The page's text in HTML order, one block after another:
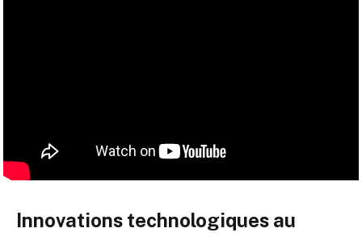
Innovations technologiques au